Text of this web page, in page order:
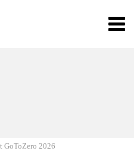
GoToZero 2026